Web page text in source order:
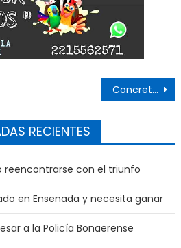
de entradas Concretó su sueño y cruzó a nado desde Colonia a Punta Lara
RECIENTES
reencontrarse con el triunfo
en Ensenada y necesita ganar
a la Policía Bonaerense